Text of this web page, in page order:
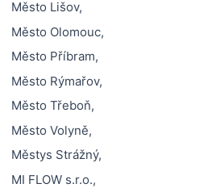
Město Lišov,
Město Olomouc,
Město Příbram,
Město Rýmařov,
Město Třeboň,
Město Volyně,
Městys Strážný,
MI FLOW s.r.o.,